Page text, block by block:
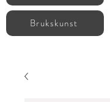
Brukskunst